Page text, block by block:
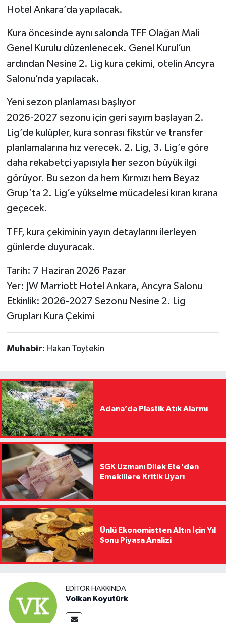
Hotel Ankara’da yapılacak.
Kura öncesinde aynı salonda TFF Olağan Mali
Genel Kurulu düzenlenecek. Genel Kurul’un
ardından Nesine 2. Lig kura çekimi, otelin Ancyra
Salonu’nda yapılacak.
Yeni sezon planlaması başlıyor
2026-2027 sezonu için geri sayım başlayan 2.
Lig’de kulüpler, kura sonrası fikstür ve transfer
planlamalarına hız verecek. 2. Lig, 3. Lig’e göre
daha rekabetçi yapısıyla her sezon büyük ilgi
görüyor. Bu sezon da hem Kırmızı hem Beyaz
Grup’ta 2. Lig’e yükselme mücadelesi kıran kırana
geçecek.
TFF, kura çekiminin yayın detaylarını ilerleyen
günlerde duyuracak.
Tarih: 7 Haziran 2026 Pazar
Yer: JW Marriott Hotel Ankara, Ancyra Salonu
Etkinlik: 2026-2027 Sezonu Nesine 2. Lig
Grupları Kura Çekimi
Muhabir: Hakan Toytekin
Adana’da Plastik Atık Alarmı
SGK Uzmanı Dilek Ete'den
Emeklilere Kritik Uyarı
Ünlü Ekonomistten Altın İçin Yıl
Sonu Piyasa Analizi
EDITÖR HAKKINDA
Volkan Koyutürk